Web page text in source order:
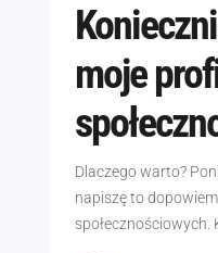
moje
Dlaczego warto?
napiszę to
społecznościowych.